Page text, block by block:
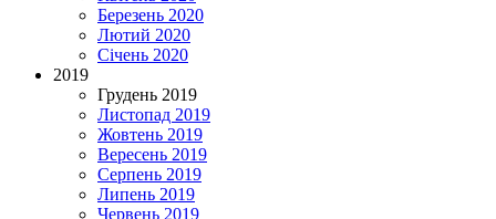
Березень 2020
Лютий 2020
Січень 2020
2019
Грудень 2019
Листопад 2019
Жовтень 2019
Вересень 2019
Серпень 2019
Липень 2019
Червень 2019